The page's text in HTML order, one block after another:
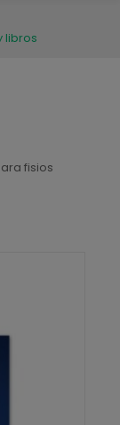
libros
fisios